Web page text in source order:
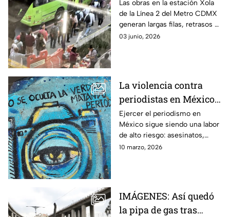
remodelaciones en el
Metro de la CDMX
Las obras en la estación Xola
de la Línea 2 del Metro CDMX
generan largas filas, retrasos y
aglomeraciones para cientos
03 junio, 2026
La violencia contra
periodistas en México y
el clima de
intimidación que
amenaza la libertad de
prensa
Ejercer el periodismo en
México sigue siendo una labor
de alto riesgo: asesinatos,
desapariciones y amenazas
10 marzo, 2026
IMÁGENES: Así quedó
la pipa de gas tras